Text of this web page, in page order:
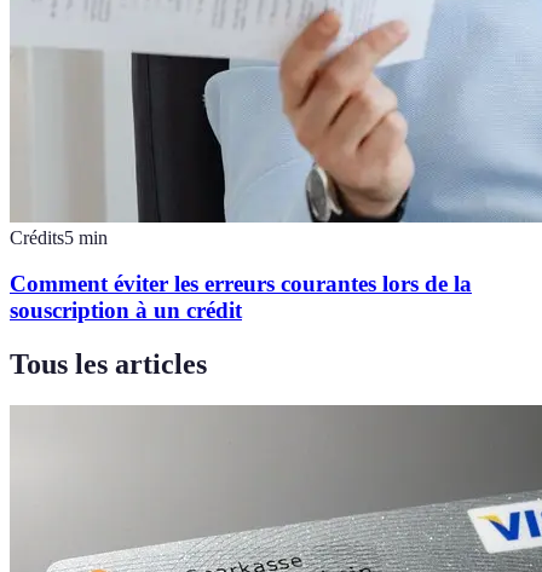
Crédits5 min
Comment éviter les erreurs courantes lors de la
souscription à un crédit
Tous les articles